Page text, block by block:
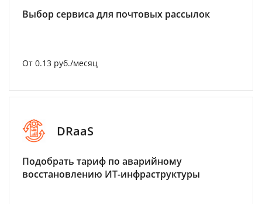
Выбор сервиса для почтовых рассылок
От 0.13 руб./месяц
DRaaS
Подобрать тариф по аварийному
восстановлению ИТ-инфраструктуры